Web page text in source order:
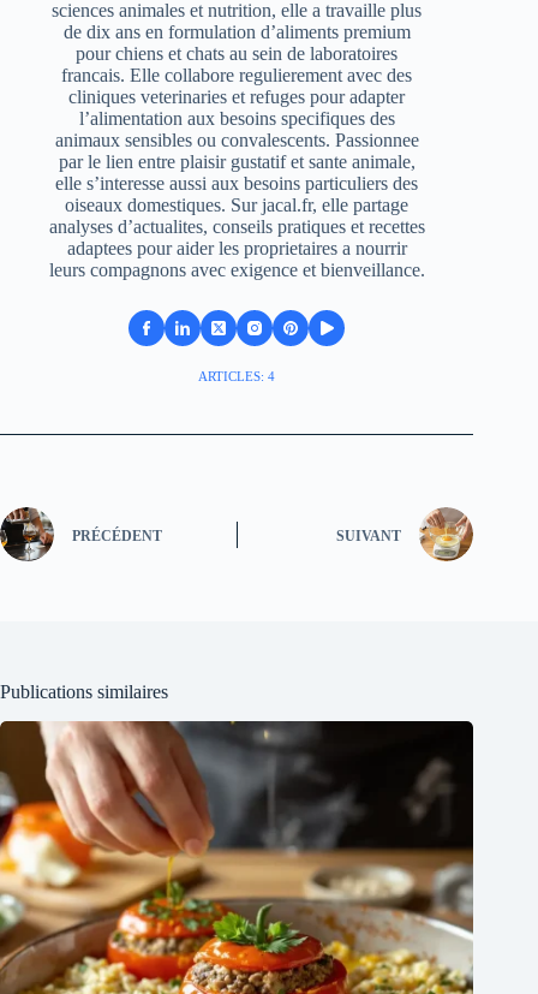
sciences animales et nutrition, elle a travaille plus
de dix ans en formulation d’aliments premium
pour chiens et chats au sein de laboratoires
francais. Elle collabore regulierement avec des
cliniques veterinaries et refuges pour adapter
l’alimentation aux besoins specifiques des
animaux sensibles ou convalescents. Passionnee
par le lien entre plaisir gustatif et sante animale,
elle s’interesse aussi aux besoins particuliers des
oiseaux domestiques. Sur jacal.fr, elle partage
analyses d’actualites, conseils pratiques et recettes
adaptees pour aider les proprietaires a nourrir
leurs compagnons avec exigence et bienveillance.
ARTICLES: 4
PRÉCÉDENT SUIVANT
Publications similaires